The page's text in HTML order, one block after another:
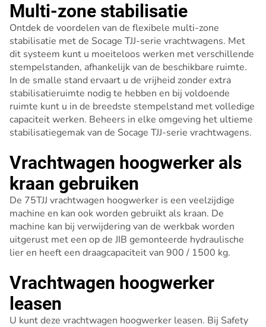
Multi-zone stabilisatie
Ontdek de voordelen van de flexibele multi-zone
stabilisatie met de Socage TJJ-serie vrachtwagens. Met
dit systeem kunt u moeiteloos werken met verschillende
stempelstanden, afhankelijk van de beschikbare ruimte.
In de smalle stand ervaart u de vrijheid zonder extra
stabilisatieruimte nodig te hebben en bij voldoende
ruimte kunt u in de breedste stempelstand met volledige
capaciteit werken. Beheers in elke omgeving het ultieme
stabilisatiegemak van de Socage TJJ-serie vrachtwagens.
Vrachtwagen hoogwerker als
kraan gebruiken
De 75TJJ vrachtwagen hoogwerker is een veelzijdige
machine en kan ook worden gebruikt als kraan. De
machine kan bij verwijdering van de werkbak worden
uitgerust met een op de JIB gemonteerde hydraulische
lier en heeft een draagcapaciteit van 900 / 1500 kg.
Vrachtwagen hoogwerker
leasen
U kunt deze vrachtwagen hoogwerker leasen. Bij Safety